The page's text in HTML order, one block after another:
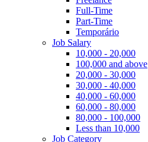
Full-Time
Part-Time
Temporário
Job Salary
10,000 - 20,000
100,000 and above
20,000 - 30,000
30,000 - 40,000
40,000 - 60,000
60,000 - 80,000
80,000 - 100,000
Less than 10,000
Job Category